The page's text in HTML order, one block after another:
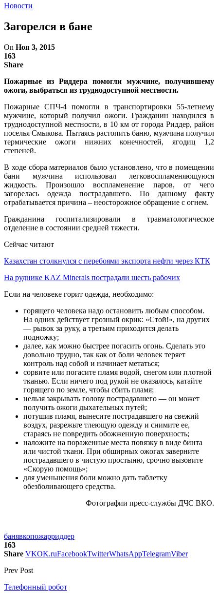
Новости
Загорелся в бане
On Ноя 3, 2015
163
Share
Пожарные из Риддера помогли мужчине, получившему
ожоги, выбраться из труднодоступной местности.
Пожарные СПЧ-4 помогли в транспортировки 55-летнему
мужчине, который получил ожоги. Гражданин находился в
труднодоступной местности, в 10 км от города Риддер, район
поселья Смыкова. Пытаясь растопить баню, мужчина получил
термические ожоги нижних конечностей, ягодиц 1,2
степеней.
В ходе сбора материалов было установлено, что в помещении
бани мужчина использовал легковоспламеняющуюся
жидкость. Произошло воспламенение паров, от чего
загорелась одежда пострадавшего. По данному факту
отрабатывается причина – неосторожное обращение с огнем.
Гражданина госпитализировали в травматологическое
отделение в состоянии средней тяжести.
Сейчас читают
Казахстан столкнулся с перебоями экспорта нефти через КТК
На руднике KAZ Minerals пострадали шесть рабочих
Если на человеке горит одежда, необходимо:
горящего человека надо остановить любым способом.
На одних действует грозный окрик: «Стой!», на других
— рывок за руку, а третьим приходится делать
подножку;
далее, как можно быстрее погасить огонь. Сделать это
довольно трудно, так как от боли человек теряет
контроль над собой и начинает метаться;
сорвите или погасите пламя водой, снегом или плотной
тканью. Если ничего под рукой не оказалось, катайте
горящего по земле, чтобы сбить пламя;
нельзя закрывать голову пострадавшего — он может
получить ожоги дыхательных путей;
потушив пламя, вынесите пострадавшего на свежий
воздух, разрежьте тлеющую одежду и снимите ее,
стараясь не повредить обожженную поверхность;
наложите на пораженные места повязку в виде бинта
или чистой ткани. При обширных ожогах заверните
пострадавшего в чистую простыню, срочно вызовите
«Скорую помощь»;
для уменьшения боли можно дать таблетку
обезболивающего средства.
Фотографии пресс-службы ДЧС ВКО.
банявкопожарриддер
163
Share VKOK.ruFacebookTwitterWhatsAppTelegramViber
Prev Post
Телефонный робот